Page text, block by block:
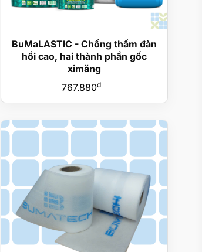
BuMaLASTIC - Chống thấm đàn
hồi cao, hai thành phần gốc
ximăng
767.880đ